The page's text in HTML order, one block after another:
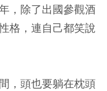
，除了出國參觀酒
格，連自己都笑說
，頭也要躺在枕頭